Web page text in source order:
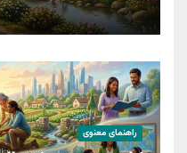
راهنمای معنوی